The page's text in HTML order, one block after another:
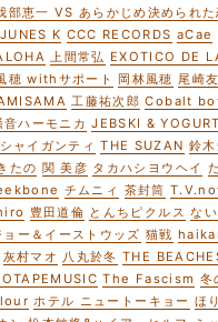
部恵一 VS あらかじめ決められ
K CCC RECORDS aCae
上間常弘 EXOTICO DE
穂 withサポート 岡林風穂 尾崎
工藤祐次郎 Cobalt
音ハーモニカ JEBSKI & YOGURT
シャイガンティ THE SUZAN 鈴
たの 関 美彦 タカハシヨウヘイ
チムニィ 茶封筒
豊田道倫 とんちピクルス な
ー＆イーストウッズ 猫戦
灰村マオ 八丸於冬 THE
The Fascism 冬
ホテル ニュートーキョー ほ